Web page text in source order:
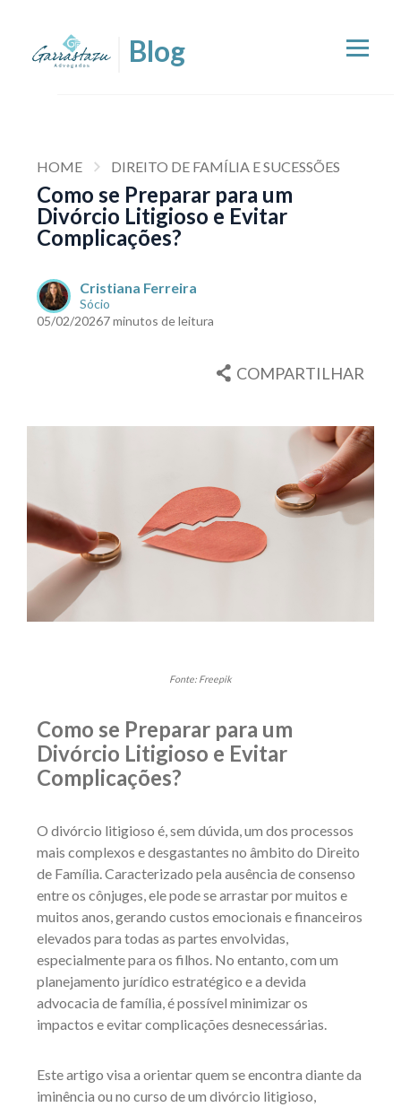
HOME DIREITO DE FAMÍLIA E SUCESSÕES
Como se Preparar para um
Divórcio Litigioso e Evitar
Complicações?
Cristiana Ferreira
Sócio
05/02/20267 minutos de leitura
COMPARTILHAR
Fonte: Freepik
Como se Preparar para um
Divórcio Litigioso e Evitar
Complicações?
O divórcio litigioso é, sem dúvida, um dos processos
mais complexos e desgastantes no âmbito do Direito
de Família. Caracterizado pela ausência de consenso
entre os cônjuges, ele pode se arrastar por muitos e
muitos anos, gerando custos emocionais e financeiros
elevados para todas as partes envolvidas,
especialmente para os filhos. No entanto, com um
planejamento jurídico estratégico e a devida
advocacia de família, é possível minimizar os
impactos e evitar complicações desnecessárias.
Este artigo visa a orientar quem se encontra diante da
iminência ou no curso de um divórcio litigioso,